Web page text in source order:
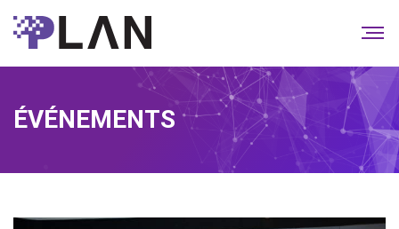
ÉVÉNEMENTS